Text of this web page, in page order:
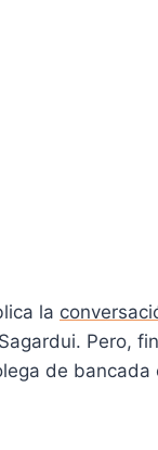
la
Pero,
de